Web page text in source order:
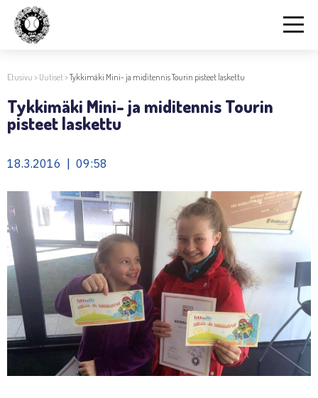
Etusivu > Uutiset>Tykkimäki Mini- ja miditennis Tourin pisteet laskettu
Tykkimäki Mini- ja miditennis Tourin
pisteet laskettu
18.3.2016 | 09:58